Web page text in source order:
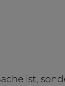
ist,